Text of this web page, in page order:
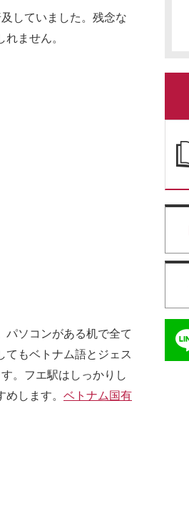
していました。残念な
ません。
パソコンがある机で全て
てもベトナム語とジェス
。フエ駅はしっかりし
します。 ベトナム国有